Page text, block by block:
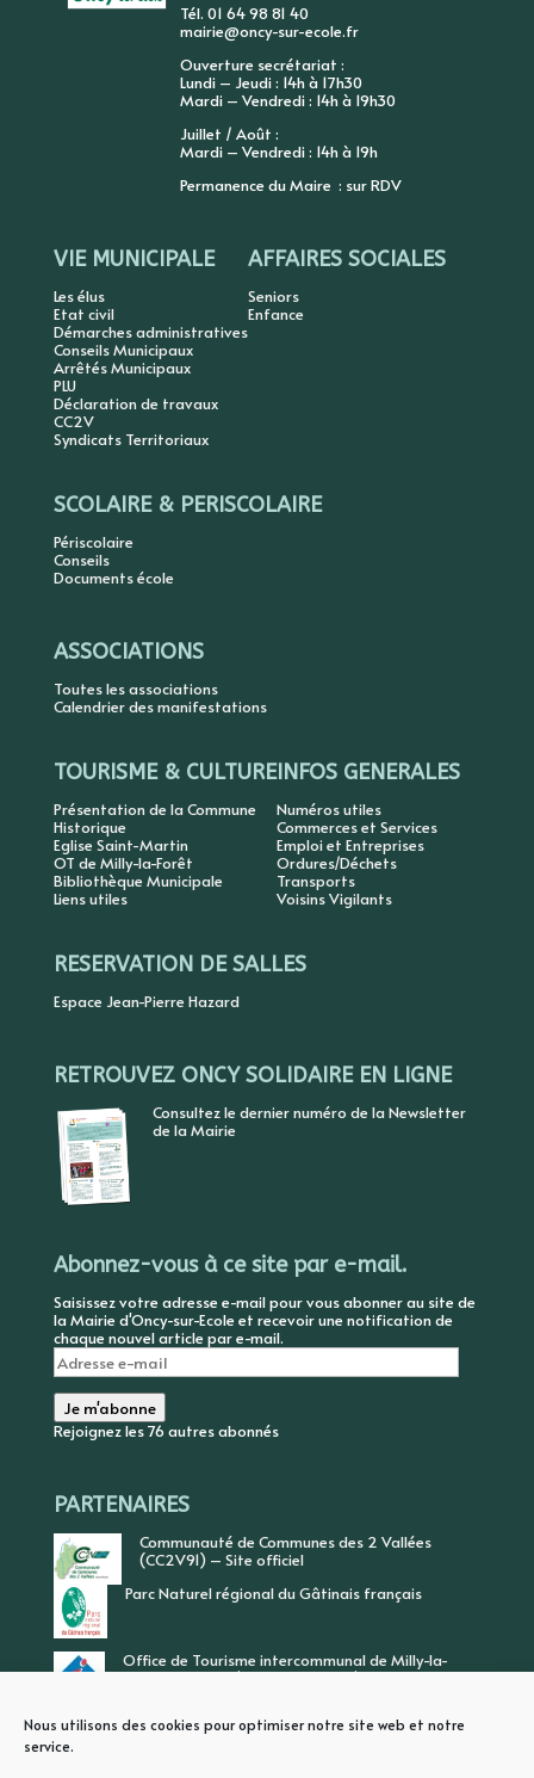
Nous utilisons des cookies pour optimiser notre site web et notre
service.
Tél. 01 64 98 81 40
mairie@oncy-sur-ecole.fr
Ouverture secrétariat :
Lundi – Jeudi : 14h à 17h30
Mardi – Vendredi : 14h à 19h30
Juillet / Août :
Mardi – Vendredi : 14h à 19h
Permanence du Maire : sur RDV
VIE MUNICIPALE
Les élus
Etat civil
Démarches administratives
Conseils Municipaux
Arrêtés Municipaux
PLU
Déclaration de travaux
CC2V
Syndicats Territoriaux
AFFAIRES SOCIALES
Seniors
Enfance
SCOLAIRE & PERISCOLAIRE
Périscolaire
Conseils
Documents école
ASSOCIATIONS
Toutes les associations
Calendrier des manifestations
TOURISME & CULTURE
Présentation de la Commune
Historique
Eglise Saint-Martin
OT de Milly-la-Forêt
Bibliothèque Municipale
Liens utiles
INFOS GENERALES
Numéros utiles
Commerces et Services
Emploi et Entreprises
Ordures/Déchets
Transports
Voisins Vigilants
RESERVATION DE SALLES
Espace Jean-Pierre Hazard
RETROUVEZ ONCY SOLIDAIRE EN LIGNE
Consultez le dernier numéro de la Newsletter
de la Mairie
Abonnez-vous à ce site par e-mail.
Saisissez votre adresse e-mail pour vous abonner au site de
la Mairie d'Oncy-sur-Ecole et recevoir une notification de
chaque nouvel article par e-mail.
Adresse
e-
mail
Je m'abonne
Rejoignez les 76 autres abonnés
PARTENAIRES
Communauté de Communes des 2 Vallées
(CC2V91) – Site officiel
Parc Naturel régional du Gâtinais français
Office de Tourisme intercommunal de Milly-la-
Forêt, Vallée de l’Ecole, Vallée de l’Essonne